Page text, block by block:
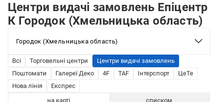
Центри видачі замовлень Епіцентр
К Городок (Хмельницька область)
Всі Торговельні центри
Центри видачі замовлень
Поштомати
Галереї Деко 4F TAF Інтерспорт
ЦеТе
Нова лінія
Експрес
на карті
списком